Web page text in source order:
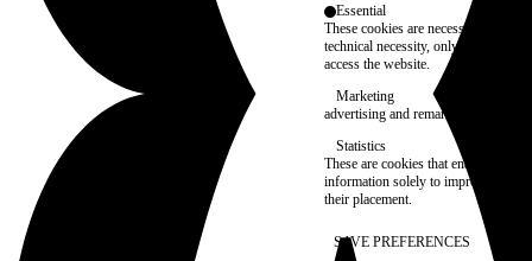
Essential
These cookies are necessary for
technical necessity, only an
access the website.
Marketing
advertising and remarketing cookies,
Statistics
These are cookies that enable us to
information solely to improve the
their placement.
SAVE PREFERENCES